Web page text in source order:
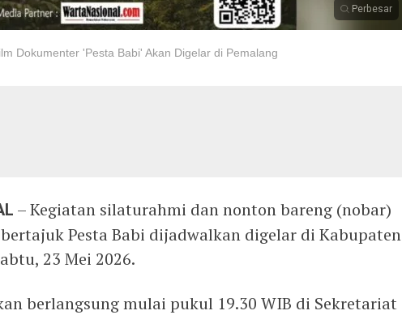
Perbesar
Dokumenter 'Pesta Babi' Akan Digelar di Pemalang
– Kegiatan silaturahmi dan nonton bareng (nobar)
Pesta Babi dijadwalkan digelar di Kabupaten
23 Mei 2026.
berlangsung mulai pukul 19.30 WIB di Sekretariat